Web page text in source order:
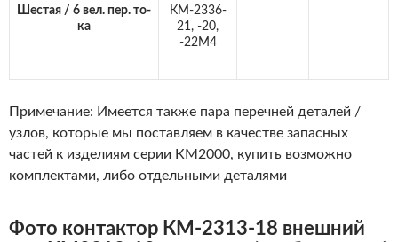
Шестая / 6 вел. пер. то-
ка
КМ-2336-
21, -20,
-22М4
Примечание: Имеется также пара перечней деталей /
узлов, которые мы поставляем в качестве запасных
частей к изделиям серии КМ2000, купить возможно
комплектами, либо отдельными деталями
Фото контактор КМ-2313-18 внешний